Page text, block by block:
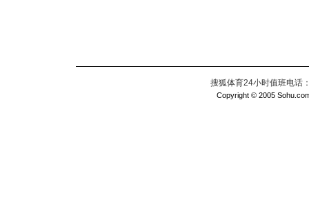
搜狐体育24小时值班电话
Copyright © 2005